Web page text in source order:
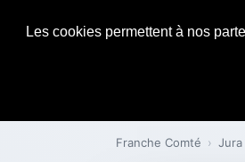
Les cookies permettent à nos
Franche Comté › Jura